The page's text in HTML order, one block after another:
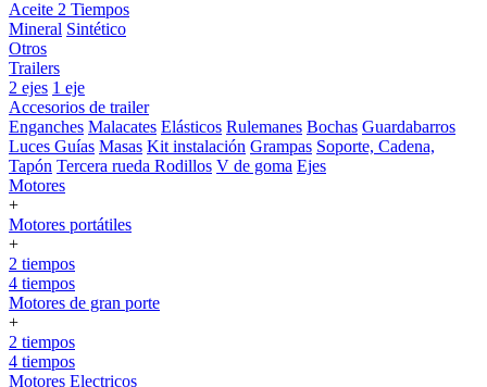
Aceite 2 Tiempos
Mineral Sintético
Otros
Trailers
2 ejes 1 eje
Accesorios de trailer
Enganches Malacates Elásticos Rulemanes Bochas Guardabarros
Luces Guías Masas Kit instalación Grampas Soporte, Cadena,
Tapón Tercera rueda Rodillos V de goma Ejes
Motores
+
Motores portátiles
+
2 tiempos
4 tiempos
Motores de gran porte
+
2 tiempos
4 tiempos
Motores Electricos